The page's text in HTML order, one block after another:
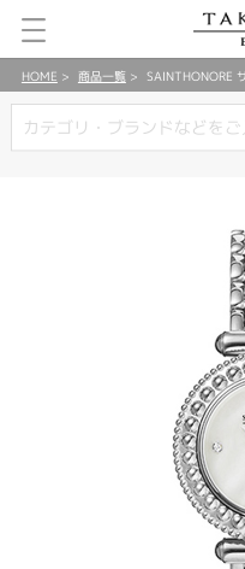
HOME 商品一覧 SAINTHONORE